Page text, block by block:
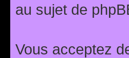
au sujet de
Vous acceptez